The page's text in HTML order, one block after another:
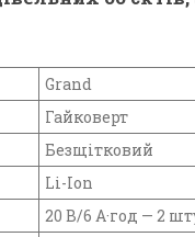
Grand
Гайковерт
Безщітковий
Li-Ion
20 В/6 А·год — 2